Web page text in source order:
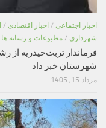
اخبار اجتماعی / اخبار اقتصادی /
شهرداری / مطبوعات و رسانه ها
شهرستان خبر داد
مرداد 15, 1405